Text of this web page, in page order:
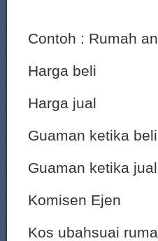
Contoh : Rumah
Harga beli
Harga jual
Guaman ketika
Guaman ketika
Komisen Ejen
Kos ubahsuai